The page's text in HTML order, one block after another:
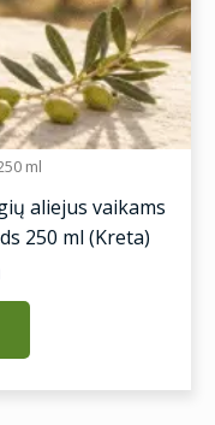
ml
aliejus vaikams
250 ml (Kreta)